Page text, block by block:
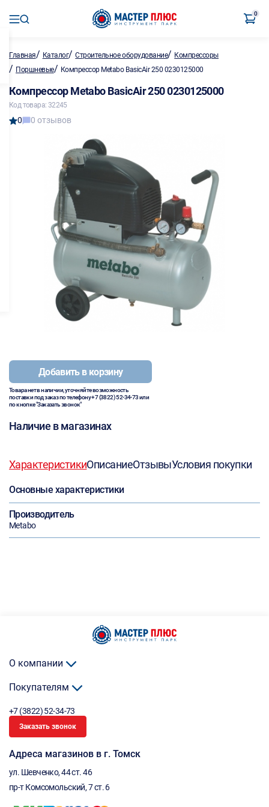
0
Главная/ Каталог/Строительное оборудование/ Компрессоры
/ Поршневые/ Компрессор Metabo BasicAir 250 0230125000
Компрессор Metabo BasicAir 250 0230125000
Код товара: 32245
0 0 отзывов
Добавить в корзину
Товара нет в наличии, уточняйте возможность
поставки под заказ по телефону+7 (3822) 52-34-73или
по кнопке "Заказать звонок"
Наличие в магазинах
ХарактеристикиОписаниеОтзывыУсловия покупки
Основные характеристики
Производитель
Metabo
О компании
Покупателям
+7 (3822) 52-34-73
Заказать звонок
Адреса магазинов в г. Томск
ул. Шевченко, 44 ст. 46
пр-т Комсомольский, 7 ст. 6